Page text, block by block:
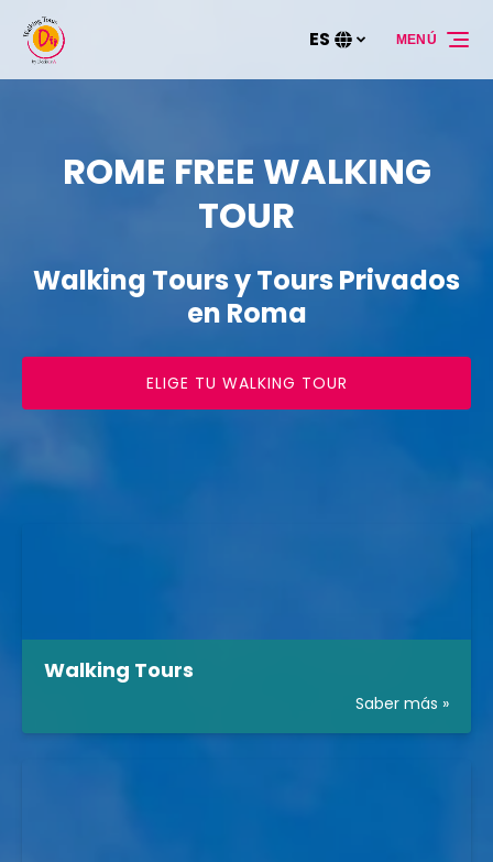
Saltar a la navegación principal
Saltar al contenido
Saltar al pie de página
Selecciona
tu
ES MENÚ
ROME FREE WALKING
TOUR
Walking Tours y Tours Privados
en Roma
ELIGE TU WALKING TOUR
Walking Tours
Saber más »